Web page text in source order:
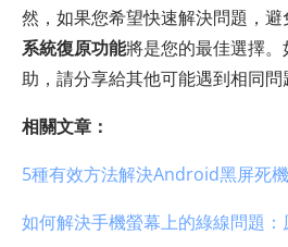
然，如果您希望快速解決問題，避
系統復原功能將是您的最佳選擇
助，請分享給其他可能遇到相同問
相關文章：
5種有效方法解決Android黑屏死
如何解決手機螢幕上的綠線問題